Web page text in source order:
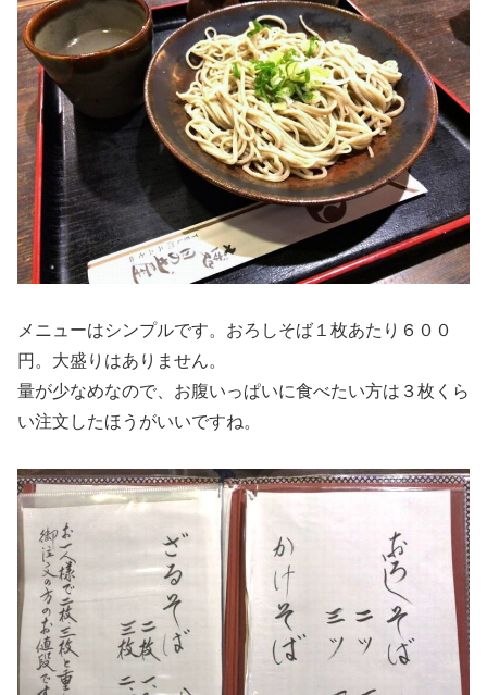
メニューはシンプルです。おろしそば１枚あたり６００
円。大盛りはありません。
量が少なめなので、お腹いっぱいに食べたい方は３枚くら
い注文したほうがいいですね。